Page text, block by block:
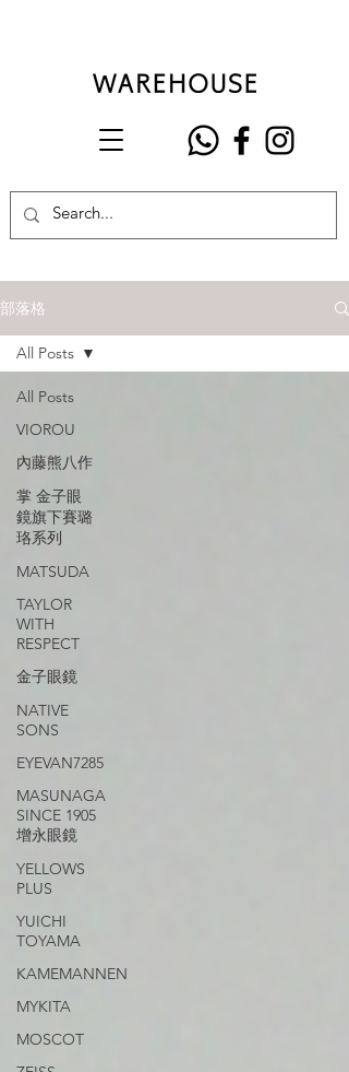
部落格
All Posts
VIOROU
內藤熊八作
掌 金子眼
鏡旗下賽璐
珞系列
MATSUDA
TAYLOR
WITH
RESPECT
金子眼鏡
NATIVE
SONS
EYEVAN7285
MASUNAGA
SINCE 1905
增永眼鏡
YELLOWS
PLUS
YUICHI
TOYAMA
KAMEMANNEN
MYKITA
MOSCOT
All Posts